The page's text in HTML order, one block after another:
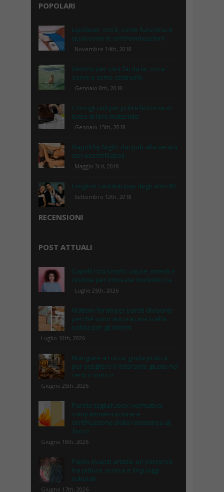
POPOLARI
Lipolaser, cos’è, come funziona e
quali sono le controindicazioni
Novembre 14th, 2018
Recinto per cani fai da te, cosa
serve e come costruirlo
Gennaio 8th, 2018
Consigli utili per pulire le borse in
base al loro materiale
Gennaio 15th, 2018
Napoli by Night: dai pub alla serata
con escort Napoli.
Maggio 3rd, 2018
I migliori cantanti pop degli anni 90
Settembre 12th, 2018
RECENSIONI
POST ATTUALI
Capelli ricci secchi: cause, rimedi e
routine per ritrovare morbidezza
Luglio 25th, 2026
Mattoni forati per pareti divisorie:
perché sono ancora una scelta
solida per gli interni
Luglio 10th, 2026
Mangiare a Lucca: guida pratica
per scegliere il ristorante giusto nel
centro storico
Giugno 25th, 2026
Parete tagliafuoco: normativa,
compartimentazione e
certificazione della resistenza al
fuoco
Giugno 18th, 2026
Paolo Avanzi artista: un percorso
tra pittura, ricerca e linguaggi
culturali
Giugno 17th, 2026